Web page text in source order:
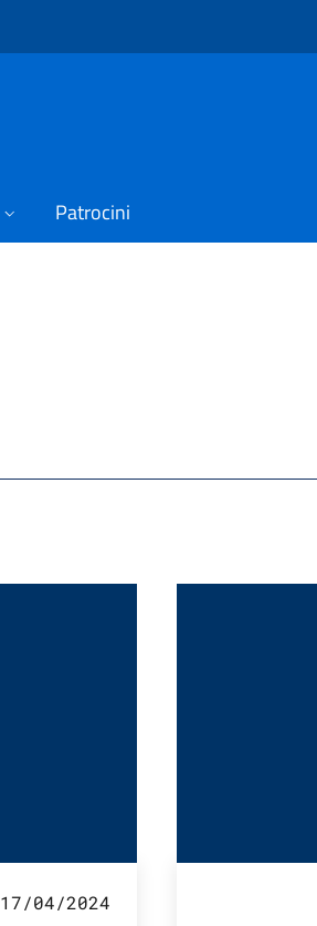
Patrocini
17/04/2024